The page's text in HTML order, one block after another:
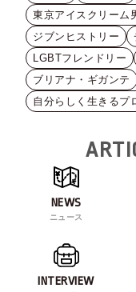
東京アイスクリーム
ジブンヒストリー
LGBTフレンドリー
ブリアナ・ギガンテ
自分らしく生きるプ
NEWS
ニュース
INTERVIEW